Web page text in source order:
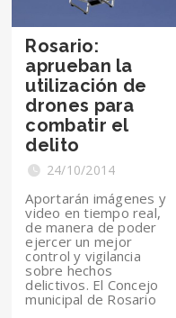
Rosario:
aprueban la
utilización de
drones para
combatir el
delito
24/10/2014
Aportarán imágenes y
video en tiempo real,
de manera de poder
ejercer un mejor
control y vigilancia
sobre hechos
delictivos. El Concejo
municipal de Rosario